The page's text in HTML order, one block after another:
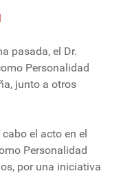
pasada, el Dr.
Personalidad
junto a otros
el acto en el
Personalidad
por una iniciativa